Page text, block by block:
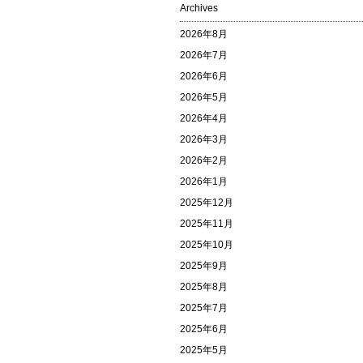
Archives
2026年8月
2026年7月
2026年6月
2026年5月
2026年4月
2026年3月
2026年2月
2026年1月
2025年12月
2025年11月
2025年10月
2025年9月
2025年8月
2025年7月
2025年6月
2025年5月